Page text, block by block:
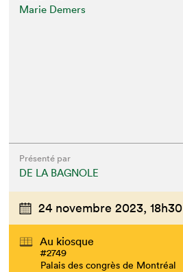
Marie Demers
Présenté par
DE LA BAGNOLE
24 novembre 2023, 18h30
Au kiosque
#2749
Palais des congrès de Montréal